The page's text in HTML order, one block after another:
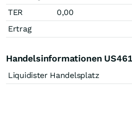
TER
0,00
Ertrag
Handelsinformationen
Liquidister Handelsplatz